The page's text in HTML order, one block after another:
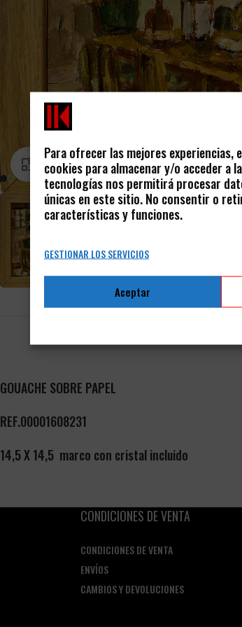
Para ofrecer las mejores experiencias,
cookies para almacenar y/o acceder a
tecnologías nos permitirá procesar
únicas en este sitio. No consentir o
características y funciones.
GESTIONAR LOS SERVICIOS
Aceptar
PINCHA PARA AGRANDAR
GOUACHE SOBRE PAPEL
REF.00001608231
14,5 X 14,5 marco con cristal incluido
CONDICIONES DE VENTA
CONDICIONES DE VENTA
ENVÍOS
CAMBIOS Y DEVOLUCIONES